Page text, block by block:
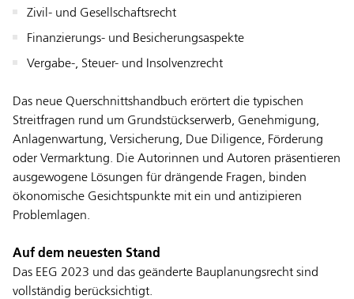
Zivil- und Gesellschaftsrecht
Finanzierungs- und Besicherungsaspekte
Vergabe-, Steuer- und Insolvenzrecht
Das neue Querschnittshandbuch erörtert die typischen
Streitfragen rund um Grundstückserwerb, Genehmigung,
Anlagenwartung, Versicherung, Due Diligence, Förderung
oder Vermarktung. Die Autorinnen und Autoren präsentieren
ausgewogene Lösungen für drängende Fragen, binden
ökonomische Gesichtspunkte mit ein und antizipieren
Problemlagen.
Auf dem neuesten Stand
Das EEG 2023 und das geänderte Bauplanungsrecht sind
vollständig berücksichtigt.